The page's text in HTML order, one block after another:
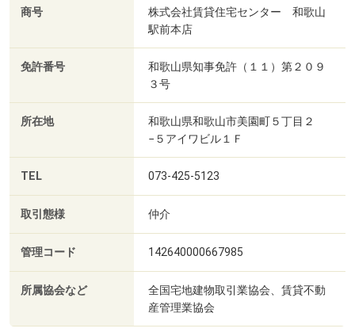
商号
株式会社賃貸住宅センター 和歌山
駅前本店
免許番号
和歌山県知事免許（１１）第２０９
３号
所在地
和歌山県和歌山市美園町５丁目２
−５アイワビル１Ｆ
TEL 073-425-5123
取引態様 仲介
管理コード 142640000667985
所属協会など
全国宅地建物取引業協会、賃貸不動
産管理業協会